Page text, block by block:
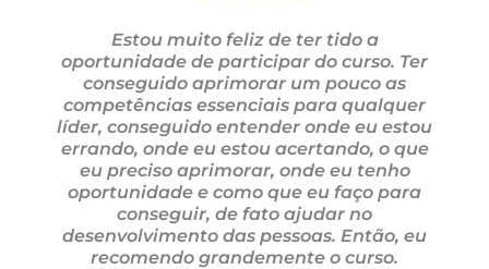
Estou muito feliz de ter tido a
oportunidade de participar do curso. Ter
conseguido aprimorar um pouco as
competências essenciais para qualquer
líder, conseguido entender onde eu estou
errando, onde eu estou acertando, o que
eu preciso aprimorar, onde eu tenho
oportunidade e como que eu faço para
conseguir, de fato ajudar no
desenvolvimento das pessoas. Então, eu
recomendo grandemente o curso.